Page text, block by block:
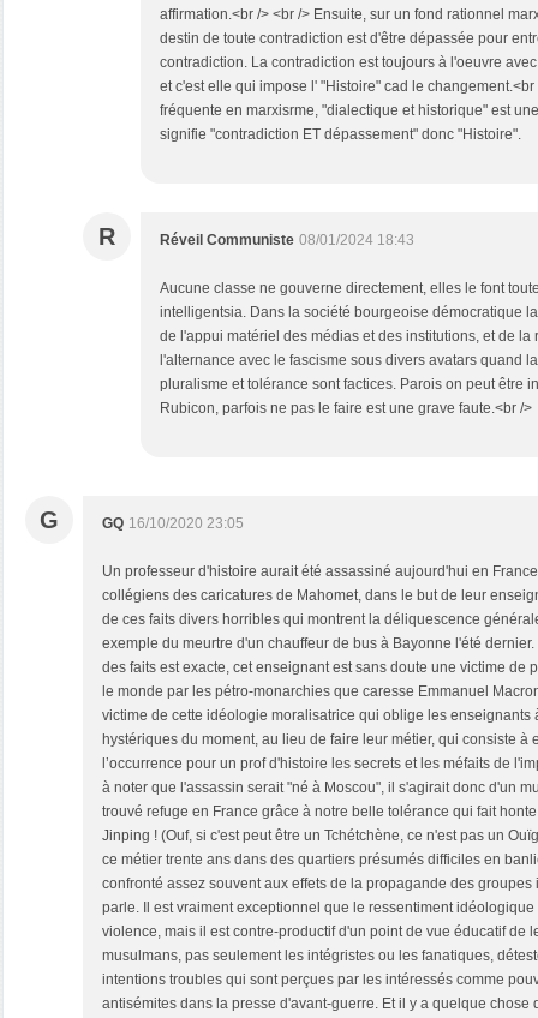
affirmation.<br /> <br /> Ensuite, sur un fond rationnel
destin de toute contradiction est d'être dépassée pour
contradiction. La contradiction est toujours à l'oeuvre
et c'est elle qui impose l' "Histoire" cad le
fréquente en marxisrme, "dialectique et historique" est
signifie "contradiction ET dépassement" donc "Histoire".
R Réveil Communiste 08/01/2024 18:43
Aucune classe ne gouverne directement, elles le font
intelligentsia. Dans la société bourgeoise démocratique
de l'appui matériel des médias et des institutions, et de
l'alternance avec le fascisme sous divers avatars quand
pluralisme et tolérance sont factices. Parois on peut être
Rubicon, parfois ne pas le faire est une grave faute.<br />
G GQ 16/10/2020 23:05
Un professeur d'histoire aurait été assassiné aujourd'hui en
collégiens des caricatures de Mahomet, dans le but de leur
de ces faits divers horribles qui montrent la déliquescence
exemple du meurtre d'un chauffeur de bus à Bayonne l'été
des faits est exacte, cet enseignant est sans doute une victime de
le monde par les pétro-monarchies que caresse Emmanuel
victime de cette idéologie moralisatrice qui oblige les enseignants
hystériques du moment, au lieu de faire leur métier, qui consiste à
l’occurrence pour un prof d'histoire les secrets et les méfaits de
à noter que l'assassin serait "né à Moscou", il s'agirait donc d'un
trouvé refuge en France grâce à notre belle tolérance qui fait
Jinping ! (Ouf, si c'est peut être un Tchétchène, ce n'est pas un
ce métier trente ans dans des quartiers présumés difficiles en
confronté assez souvent aux effets de la propagande des
parle. Il est vraiment exceptionnel que le ressentiment
violence, mais il est contre-productif d'un point de vue éducatif de
musulmans, pas seulement les intégristes ou les fanatiques,
intentions troubles qui sont perçues par les intéressés comme
antisémites dans la presse d'avant-guerre. Et il y a quelque chose